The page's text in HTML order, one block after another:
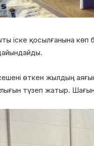
іске қосылғанына
өткен жылдың
түзеп жатыр.